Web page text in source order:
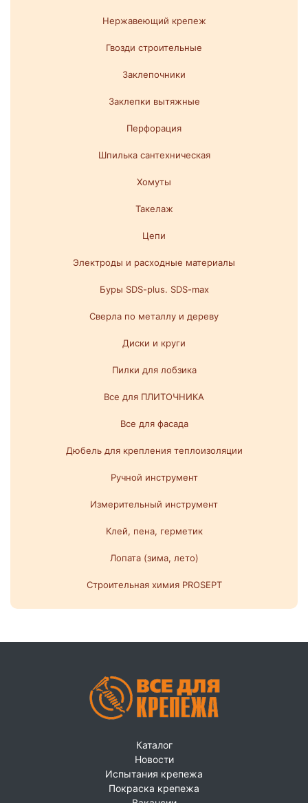
Нержавеющий крепеж
Гвозди строительные
Заклепочники
Заклепки вытяжные
Перфорация
Шпилька сантехническая
Хомуты
Такелаж
Цепи
Электроды и расходные материалы
Буры SDS-plus. SDS-max
Сверла по металлу и дереву
Диски и круги
Пилки для лобзика
Все для ПЛИТОЧНИКА
Все для фасада
Дюбель для крепления теплоизоляции
Ручной инструмент
Измерительный инструмент
Клей, пена, герметик
Лопата (зима, лето)
Строительная химия PROSEPT
Каталог
Новости
Испытания крепежа
Покраска крепежа